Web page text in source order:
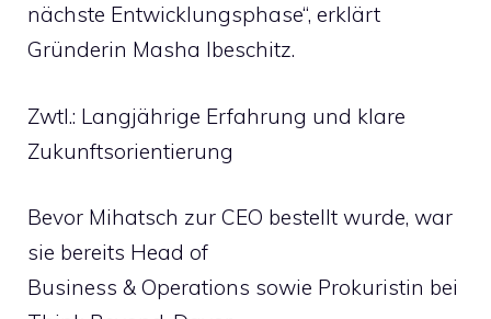
nächste Entwicklungsphase“, erklärt
Gründerin Masha Ibeschitz.
Zwtl.: Langjährige Erfahrung und klare
Zukunftsorientierung
Bevor Mihatsch zur CEO bestellt wurde, war
sie bereits Head of
Business & Operations sowie Prokuristin bei